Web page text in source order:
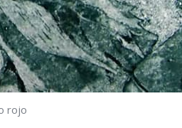
rojo